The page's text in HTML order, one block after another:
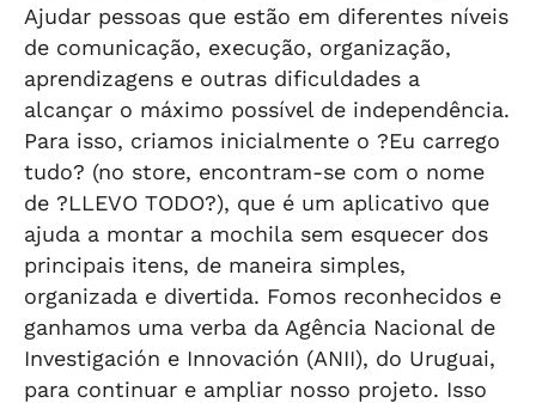
Ajudar pessoas que estão em diferentes níveis
de comunicação, execução, organização,
aprendizagens e outras dificuldades a
alcançar o máximo possível de independência.
Para isso, criamos inicialmente o ?Eu carrego
tudo? (no store, encontram-se com o nome
de ?LLEVO TODO?), que é um aplicativo que
ajuda a montar a mochila sem esquecer dos
principais itens, de maneira simples,
organizada e divertida. Fomos reconhecidos e
ganhamos uma verba da Agência Nacional de
Investigación e Innovación (ANII), do Uruguai,
para continuar e ampliar nosso projeto. Isso